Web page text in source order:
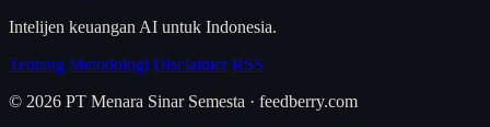
Intelijen keuangan AI untuk Indonesia.
Tentang Metodologi Disclaimer RSS
© 2026 PT Menara Sinar Semesta · feedberry.com